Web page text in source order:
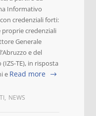
Informativo
credenziali forti:
proprie credenziali
Generale
e del
TE), in risposta
e Read more
, NEWS